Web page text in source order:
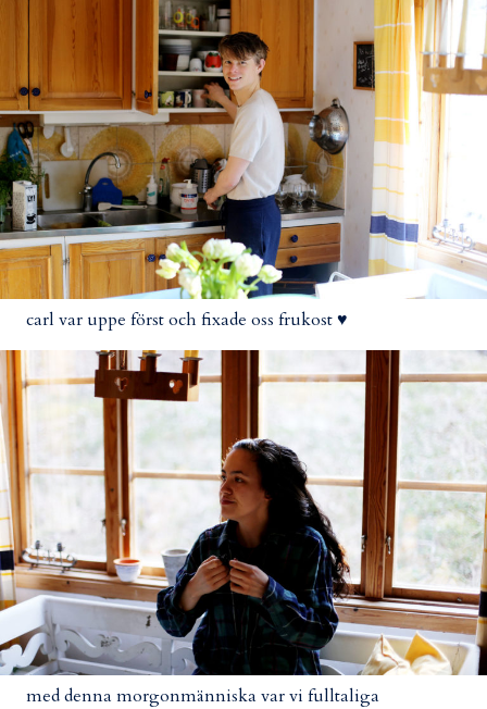
carl var uppe först och fixade oss frukost ♥
med denna morgonmänniska var vi fulltaliga